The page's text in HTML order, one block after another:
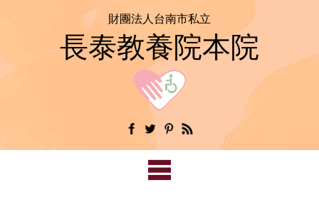
財團法人台南市私立
長泰教養院本院